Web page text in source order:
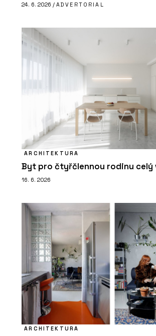
24. 6. 2026 / ADVERTORIAL
ARCHITEKTURA
Byt pro čtyřčlennou rodinu celý
16. 6. 2026
ARCHITEKTURA